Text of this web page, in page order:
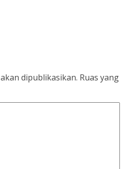
dipublikasikan. Ruas yang